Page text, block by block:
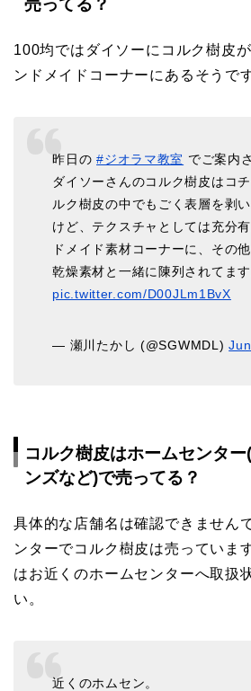
売ってる？
100均ではダイソーにコルク樹皮
ンドメイドコーナーにあるそうで
昨日の#ジオラマ教室 でご案内
ダイソーさんのコルク樹皮はコ
ルク樹皮の中でもごく表層を剥
けど、テクスチャとしては充分
ドメイド素材コーナーに、その
乾燥素材と一緒に陳列されてます
pic.twitter.com/D00JLm1BvX
— 瀬川たかし (@SGWMDL)
コルク樹皮はホームセンタ
ンズなど)で売ってる？
具体的な店舗名は確認できません
ンターでコルク樹皮は売っていま
はお近くのホームセンターへ取扱
い。
近くのホムセン。